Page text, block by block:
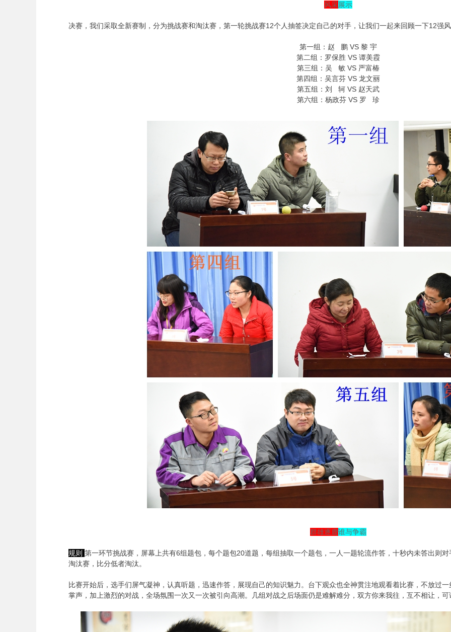
风采展示
决赛，我们采取全新赛制，分为挑战赛和淘汰赛，第一轮挑战赛12个人抽签决定自己的对手，让我们一起来回顾一下12强
第一组：赵 鹏 VS 黎 宇
第二组：罗保胜 VS 谭美霞
第三组：吴 敏 VS 严富椿
第四组：吴言芬 VS 龙文丽
第五组：刘 轲 VS 赵天武
第六组：杨政芬 VS 罗 珍
群雄逐鹿谁与争霸
规则 第一环节挑战赛，屏幕上共有6组题包，每个题包20道题，每组抽取一个题包，一人一题轮流作答，十秒内未答出则
淘汰赛，比分低者淘汰。
比赛开始后，选手们屏气凝神，认真听题，迅速作答，展现自己的知识魅力。台下观众也全神贯注地观看着比赛，不放过
掌声，加上激烈的对战，全场氛围一次又一次被引向高潮。几组对战之后场面仍是难解难分，双方你来我往，互不相让，